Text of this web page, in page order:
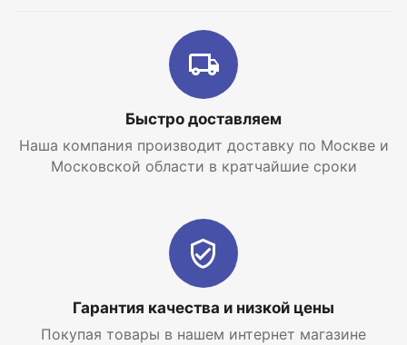
классической схеме с накопительным баком из
нержавеющей стали и медным нагревательным
элементом. Это надежные, экономичные и
не уступающие по качеству зарубежным аналогам.
Быстро доставляем
Наша компания производит доставку по Москве и
Московской области в кратчайшие сроки
Гарантия качества и низкой цены
Покупая товары в нашем интернет магазине